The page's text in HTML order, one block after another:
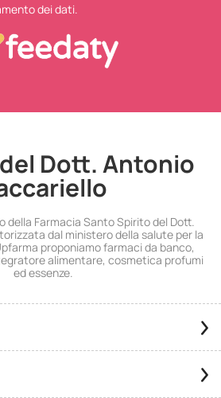
dei dati.
Dott. Antonio
della Farmacia Santo Spirito del Dott.
dal ministero della salute per la
proponiamo farmaci da banco,
alimentare, cosmetica profumi
ed essenze.